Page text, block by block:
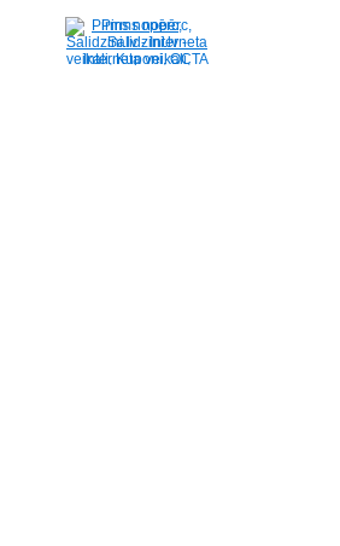
Pirms nopērc,
Salidzini.lv - Interneta
veikali, Kuponi, OCTA